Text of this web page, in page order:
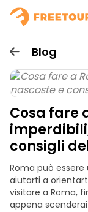
Blog
Cosa fare
consigli
Roma può
aiutarti a
visitare a Roma,
appena